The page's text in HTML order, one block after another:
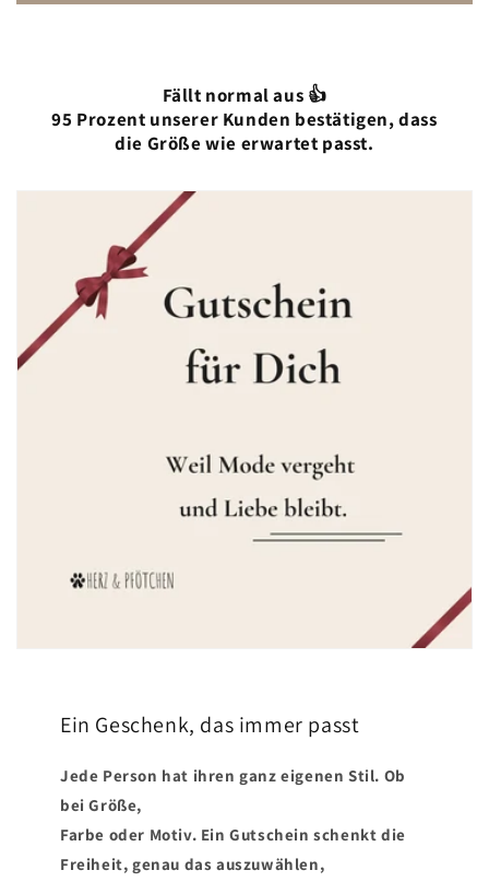
Fällt normal aus 👍
95 Prozent unserer Kunden bestätigen, dass
die Größe wie erwartet passt.
Ein Geschenk, das immer passt
Jede Person hat ihren ganz eigenen Stil. Ob
bei Größe,
Farbe oder Motiv. Ein Gutschein schenkt die
Freiheit, genau das auszuwählen,